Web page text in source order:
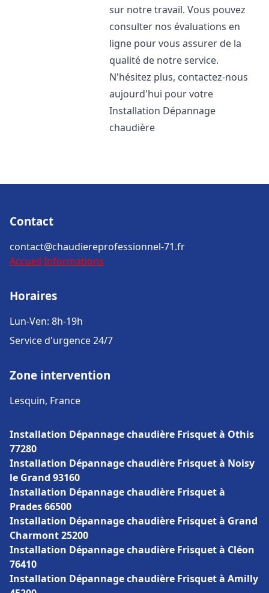
sur notre travail. Vous pouvez
consulter nos évaluations en
ligne pour vous assurer de la
qualité de notre service.
N'hésitez plus, contactez-nous
aujourd'hui pour votre
Installation Dépannage
chaudière
Contact
contact@chaudiereprofessionnel-71.fr
Accueil Informations
Horaires
Lun-Ven: 8h-19h
Service d'urgence 24/7
Zone intervention
Lesquin, France
Installation Dépannage chaudière Frisquet à Othis
77280
Installation Dépannage chaudière Frisquet à Noisy
le Grand 93160
Installation Dépannage chaudière Frisquet à
Prades 66500
Installation Dépannage chaudière Frisquet à Grand
Charmont 25200
Installation Dépannage chaudière Frisquet à Cléon
76410
Installation Dépannage chaudière Frisquet à Amilly